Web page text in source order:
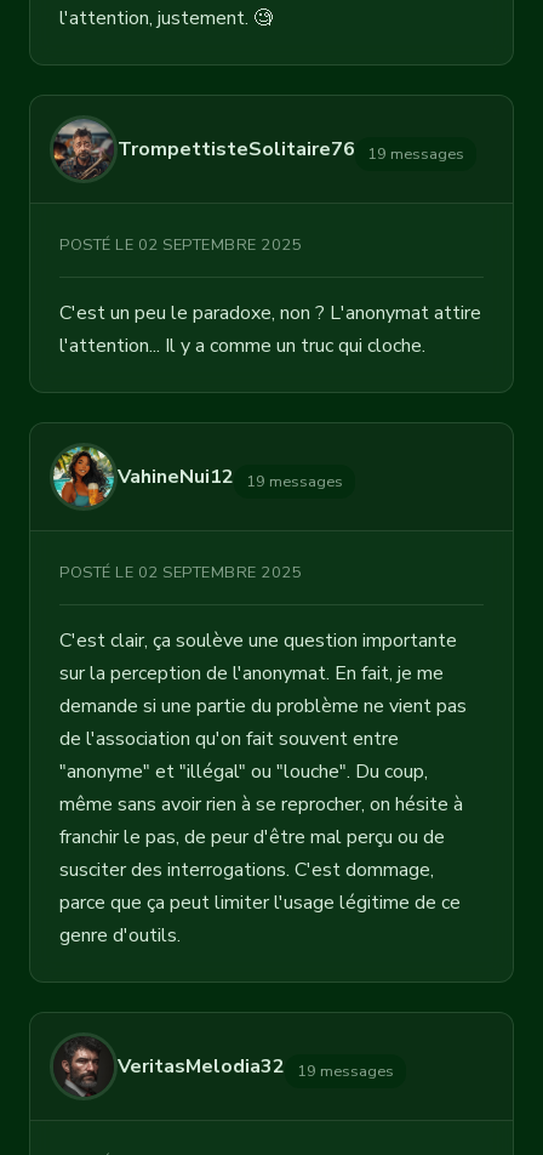
l'attention, justement. 🧐
TrompettisteSolitaire76 19 messages
POSTÉ LE 02 SEPTEMBRE 2025
C'est un peu le paradoxe, non ? L'anonymat attire
l'attention... Il y a comme un truc qui cloche.
VahineNui12 19 messages
POSTÉ LE 02 SEPTEMBRE 2025
C'est clair, ça soulève une question importante
sur la perception de l'anonymat. En fait, je me
demande si une partie du problème ne vient pas
de l'association qu'on fait souvent entre
"anonyme" et "illégal" ou "louche". Du coup,
même sans avoir rien à se reprocher, on hésite à
franchir le pas, de peur d'être mal perçu ou de
susciter des interrogations. C'est dommage,
parce que ça peut limiter l'usage légitime de ce
genre d'outils.
VeritasMelodia32 19 messages